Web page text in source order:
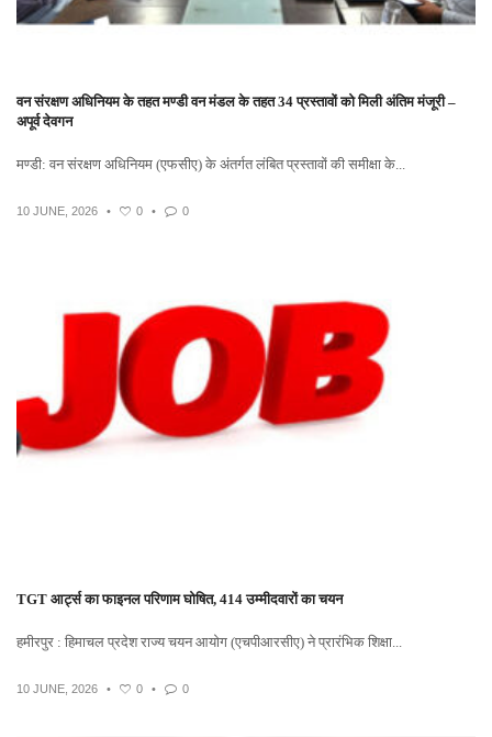
वन संरक्षण अधिनियम के तहत मण्डी वन मंडल के तहत 34 प्रस्तावों को मिली अंतिम मंजूरी –
अपूर्व देवगन
मण्डी: वन संरक्षण अधिनियम (एफसीए) के अंतर्गत लंबित प्रस्तावों की समीक्षा के...
10 JUNE, 2026 • 0 • 0
TGT आर्ट्स का फाइनल परिणाम घोषित, 414 उम्मीदवारों का चयन
हमीरपुर : हिमाचल प्रदेश राज्य चयन आयोग (एचपीआरसीए) ने प्रारंभिक शिक्षा...
10 JUNE, 2026 • 0 • 0